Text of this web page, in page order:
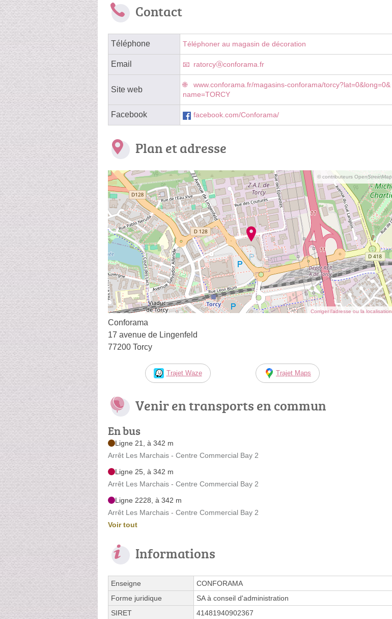
Contact
Téléphone Téléphoner au magasin de décoration
Email ratorcyⓐconforama.fr
Site web
www.conforama.fr/magasins-conforama/torcy?lat=0&long=0&
name=TORCY
Facebook facebook.com/Conforama/
Plan et adresse
© contributeurs OpenStreetMap
Corriger l’adresse ou la localisation
Conforama
17 avenue de Lingenfeld
77200 Torcy
Trajet Waze Trajet Maps
Venir en transports en commun
En bus
Ligne 21, à 342 m
Arrêt Les Marchais - Centre Commercial Bay 2
Ligne 25, à 342 m
Arrêt Les Marchais - Centre Commercial Bay 2
Ligne 2228, à 342 m
Arrêt Les Marchais - Centre Commercial Bay 2
Voir tout
Informations
Enseigne
CONFORAMA
Forme juridique
SA à conseil d'administration
SIRET
41481940902367